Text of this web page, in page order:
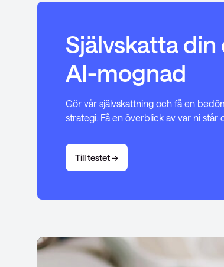
Självskatta
AI-mognad
Gör vår självskattning och få en
strategi. Få en överblick av var ni
Till testet ->